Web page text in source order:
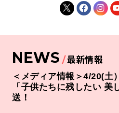
木
大
|
X Facebook
NEWS 最新情報
＜メディア情報＞4/20(土
「子供たちに残したい 美
送！